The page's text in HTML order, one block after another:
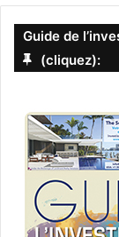
Guide de
(cliquez):